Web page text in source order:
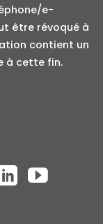
e-
être révoqué à
contient un
à cette fin.